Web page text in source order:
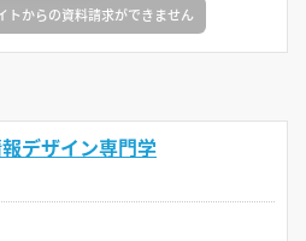
トからの資料請求ができません
デザイン専門学